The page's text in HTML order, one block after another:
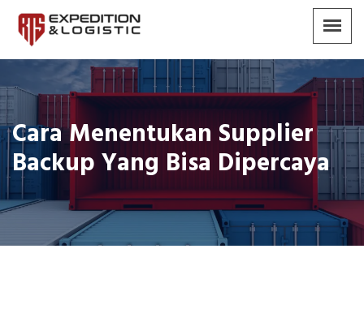
Cara Menentukan Supplier
Backup Yang Bisa Dipercaya